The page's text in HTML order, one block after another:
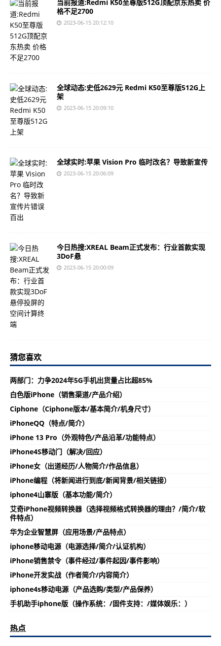
当前报道:Redmi K50至尊版512G顶配京东热卖 价
格不足2700
2023-06-15 20:12:10
全球动态:史低2629元 Redmi K50至尊版512G上
架
2023-06-15 20:09:10
全球实时:苹果 Vision Pro 临时改名？导致新宣传
2023-06-15 20:06:09
今日热搜:XREAL Beam正式发布：行业首款实现
3DoF悬
2023-06-15 20:00:09
猜您喜欢
两部门：力争2024年5G手机出货量占比超85%
白色版iPhone（销售渠道/产品介绍）
Ciphone（Ciphone版本/基本简介/机身尺寸）
iPhoneQQ（特点/简介）
iPhone 13 Pro（外观特色/产品沿革/功能特点）
iPhone4S移动门（解决/回应）
iPhone女（出道经历/人物简介/作品信息）
iPhone编程（将新闻进行到底/新闻背景/相关链接）
iphone4山寨版（基本功能/简介）
艾奇iPhone视频转换器（选择视频格式转换器的理由？/简介/软
件特点）
华为企业智慧屏（应用场景/产品特点）
iphone移动电源（电源选择/简介/认证机构）
iPhone销售禁令（事件经过/事件起因/事件影响）
iPhone开发实战（作者简介/内容简介）
iphone4s移动电源（产品选购/类型/产品保养）
手机助手iphone版（操作系统：/固件支持：/媒体娱乐：）
热点